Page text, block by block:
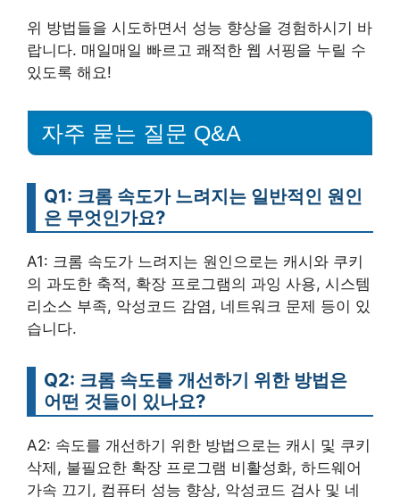
위 방법들을 시도하면서 성능 향상을 경험하시기 바
랍니다. 매일매일 빠르고 쾌적한 웹 서핑을 누릴 수
있도록 해요!
자주 묻는 질문 Q&A
Q1: 크롬 속도가 느려지는 일반적인 원인
은 무엇인가요?
A1: 크롬 속도가 느려지는 원인으로는 캐시와 쿠키
의 과도한 축적, 확장 프로그램의 과잉 사용, 시스템
리소스 부족, 악성코드 감염, 네트워크 문제 등이 있
습니다.
Q2: 크롬 속도를 개선하기 위한 방법은
어떤 것들이 있나요?
A2: 속도를 개선하기 위한 방법으로는 캐시 및 쿠키
삭제, 불필요한 확장 프로그램 비활성화, 하드웨어
가속 끄기, 컴퓨터 성능 향상, 악성코드 검사 및 네